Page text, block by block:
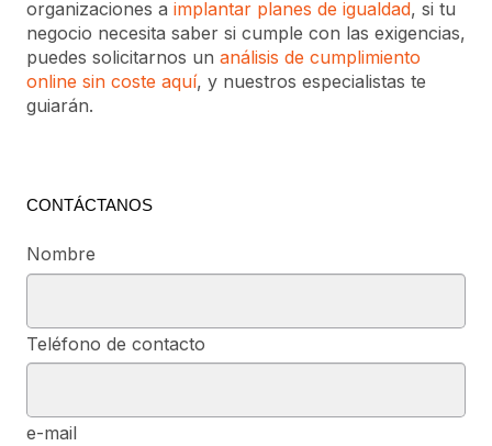
organizaciones a implantar planes de igualdad, si tu
negocio necesita saber si cumple con las exigencias,
puedes solicitarnos un análisis de cumplimiento
online sin coste aquí, y nuestros especialistas te
guiarán.
CONTÁCTANOS
Nombre
Teléfono de contacto
e-mail